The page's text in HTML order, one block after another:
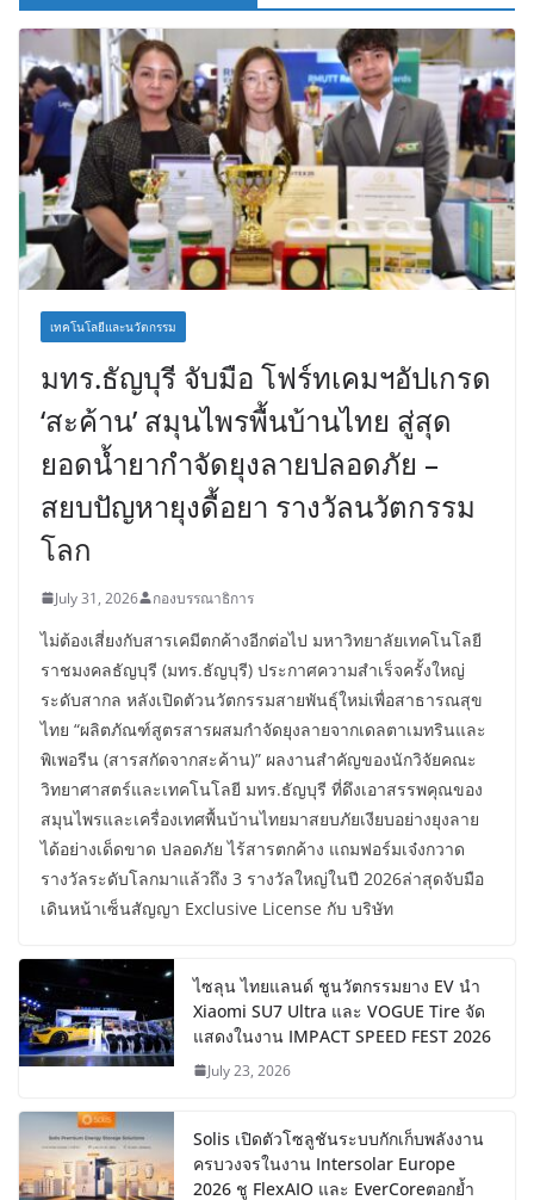
เทคโนโลยีและนวัตกรรม
มทร.ธัญบุรี จับมือ โฟร์ทเคมฯอัปเกรด
‘สะค้าน’ สมุนไพรพื้นบ้านไทย สู่สุด
ยอดน้ำยากำจัดยุงลายปลอดภัย –
สยบปัญหายุงดื้อยา รางวัลนวัตกรรม
โลก
July 31, 2026 กองบรรณาธิการ
ไม่ต้องเสี่ยงกับสารเคมีตกค้างอีกต่อไป มหาวิทยาลัยเทคโนโลยี
ราชมงคลธัญบุรี (มทร.ธัญบุรี) ประกาศความสำเร็จครั้งใหญ่
ระดับสากล หลังเปิดตัวนวัตกรรมสายพันธุ์ใหม่เพื่อสาธารณสุข
ไทย “ผลิตภัณฑ์สูตรสารผสมกำจัดยุงลายจากเดลตาเมทรินและ
พิเพอรีน (สารสกัดจากสะค้าน)” ผลงานสำคัญของนักวิจัยคณะ
วิทยาศาสตร์และเทคโนโลยี มทร.ธัญบุรี ที่ดึงเอาสรรพคุณของ
สมุนไพรและเครื่องเทศพื้นบ้านไทยมาสยบภัยเงียบอย่างยุงลาย
ได้อย่างเด็ดขาด ปลอดภัย ไร้สารตกค้าง แถมฟอร์มเจ๋งกวาด
รางวัลระดับโลกมาแล้วถึง 3 รางวัลใหญ่ในปี 2026ล่าสุดจับมือ
เดินหน้าเซ็นสัญญา Exclusive License กับ บริษัท
ไซลุน ไทยแลนด์ ชูนวัตกรรมยาง EV นำ
Xiaomi SU7 Ultra และ VOGUE Tire จัด
แสดงในงาน IMPACT SPEED FEST 2026
July 23, 2026
Solis เปิดตัวโซลูชันระบบกักเก็บพลังงาน
ครบวงจรในงาน Intersolar Europe
2026 ชู FlexAIO และ EverCoreตอกย้ำ